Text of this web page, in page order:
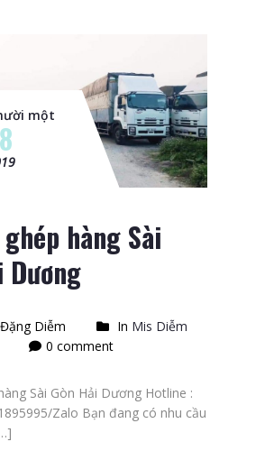
một
hàng Sài
Dương
Diễm In Mis Diễm
0 comment
Sài Gòn Hải Dương Hotline :
Zalo Bạn đang có nhu cầu